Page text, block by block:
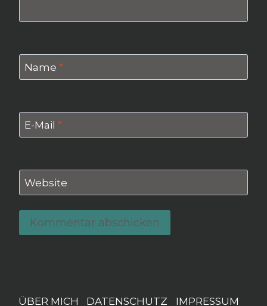
Name *
E-Mail *
Website
ÜBER MICH DATENSCHUTZ IMPRESSUM